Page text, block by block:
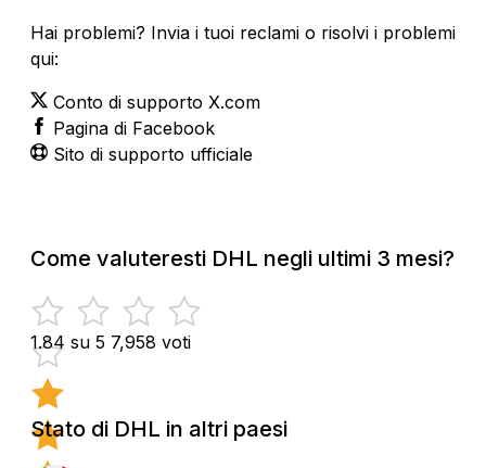
Hai problemi? Invia i tuoi reclami o risolvi i problemi
qui:
Conto di supporto X.com
Pagina di Facebook
Sito di supporto ufficiale
Come valuteresti DHL negli ultimi 3 mesi?
1.84 su 5 7,958 voti
Stato di DHL in altri paesi